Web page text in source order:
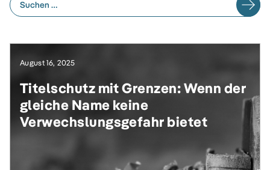
August 16, 2025
Titelschutz mit Grenzen: Wenn der
gleiche Name keine
Verwechslungsgefahr bietet